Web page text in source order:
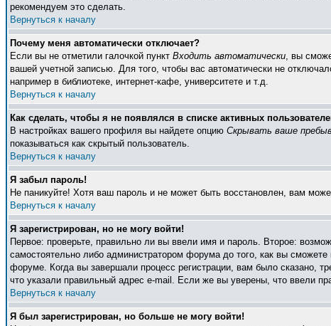
рекомендуем это сделать.
Вернуться к началу
Почему меня автоматически отключает?
Если вы не отметили галочкой пункт Входить автоматически, вы
вашей учетной записью. Для того, чтобы вас автоматически не
например в библиотеке, интернет-кафе, университете и т.д.
Вернуться к началу
Как сделать, чтобы я не появлялся в списке активных
В настройках вашего профиля вы найдете опцию Скрывать ваше
показываться как скрытый пользователь.
Вернуться к началу
Я забыл пароль!
Не паникуйте! Хотя ваш пароль и не может быть восстановлен, вам
Вернуться к началу
Я зарегистрирован, но не могу войти!
Первое: проверьте, правильно ли вы ввели имя и пароль. Второе:
самостоятельно либо администратором форума до того, как вы
форуме. Когда вы завершали процесс регистрации, вам было сказано,
что указали правильный адрес e-mail. Если же вы уверены, что ввели
Вернуться к началу
Я был зарегистрирован, но больше не могу войти!